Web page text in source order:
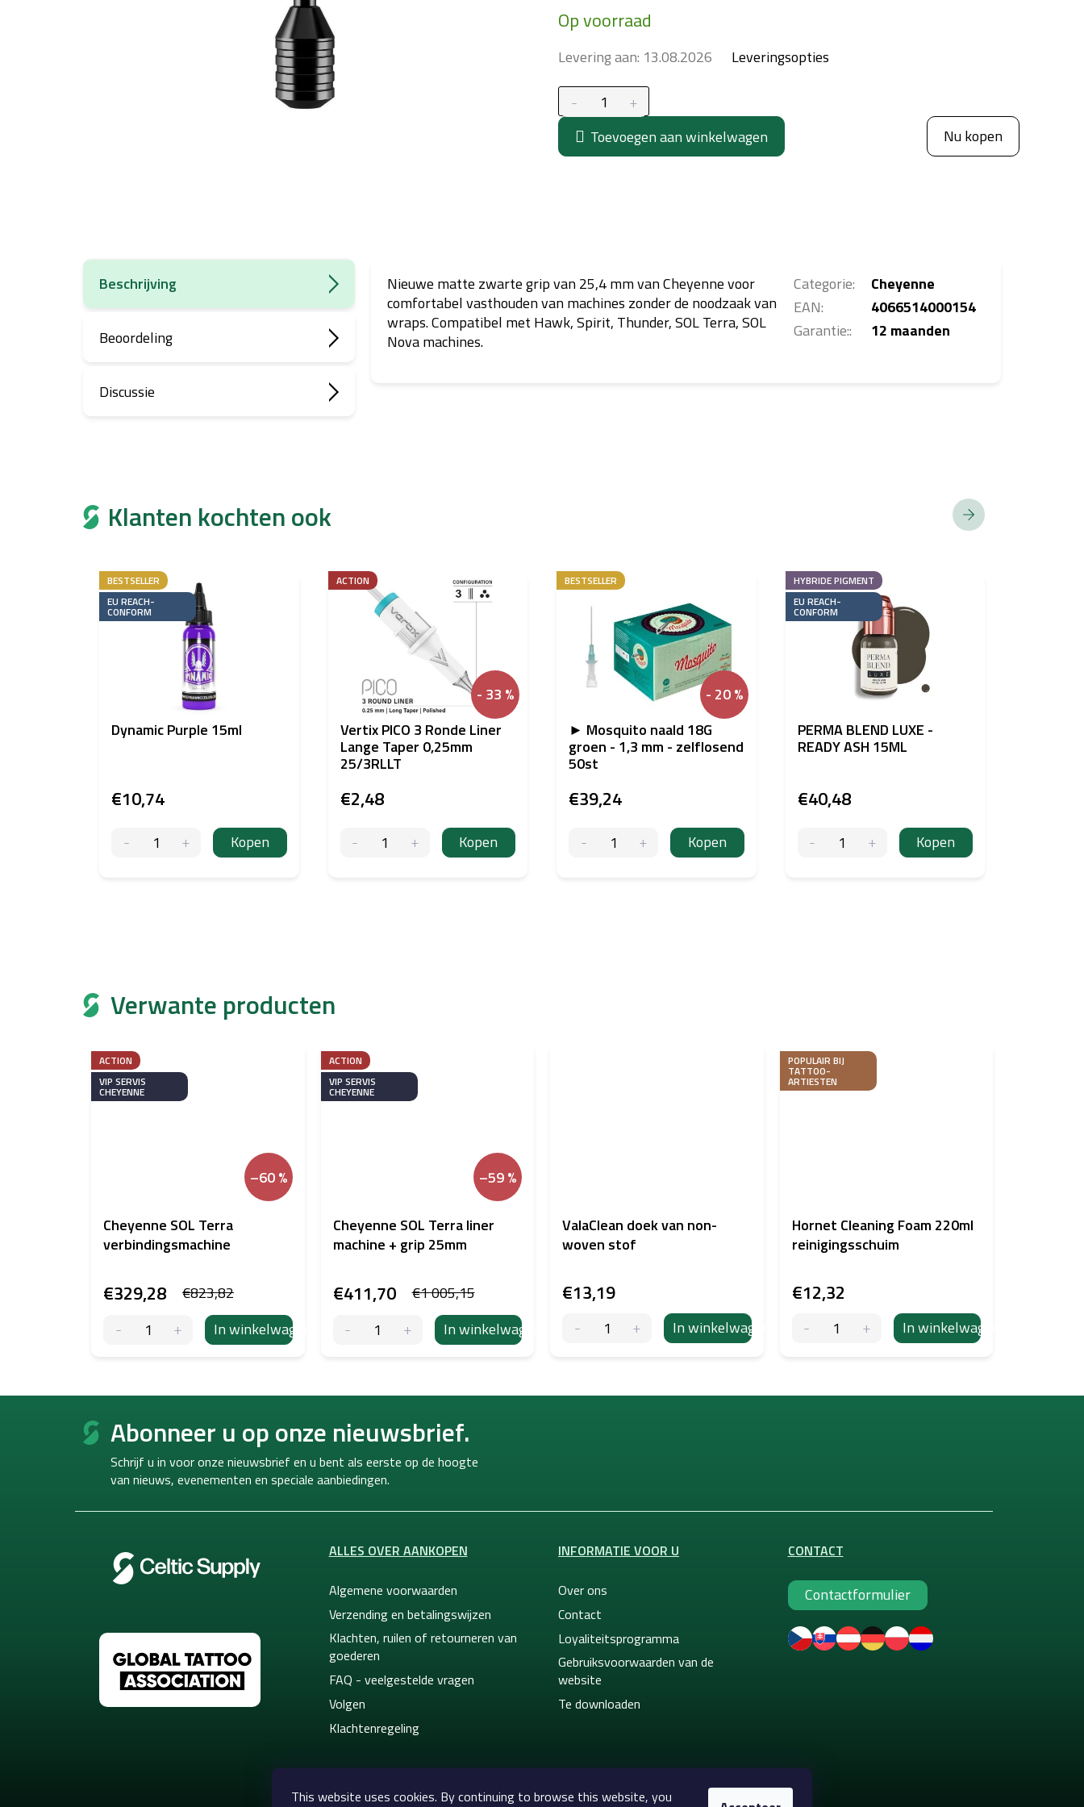
This website uses cookies. By continuing to browse this website, you
prijs:
Op voorraad
Levering aan: 13.08.2026 Leveringsopties
Toevoegen aan winkelwagen Nu kopen
Verwante producten
ACTION
VIP SERVIS
CHEYENNE
–60 %
Cheyenne SOL Terra
verbindingsmachine
€823,82
€329,28
In winkelwagen
ACTION
VIP SERVIS
CHEYENNE
–59 %
Cheyenne SOL Terra liner
machine + grip 25mm
€1 005,15
€411,70
In winkelwagen
ValaClean doek van non-
woven stof
€13,19
In winkelwagen
POPULAIR BIJ
TATTOO-
ARTIESTEN
Hornet Cleaning Foam 220ml
reinigingsschuim
€12,32
In winkelwagen
Beschrijving
Beoordeling
Discussie
Nieuwe matte zwarte grip van 25,4 mm van Cheyenne voor
comfortabel vasthouden van machines zonder de noodzaak van
wraps. Compatibel met Hawk, Spirit, Thunder, SOL Terra, SOL
Nova machines.
Categorie:
Cheyenne
EAN:
4066514000154
Garantie:: 12 maanden
Klanten kochten ook
BESTSELLER
EU REACH-
CONFORM
Dynamic Purple 15ml
€10,74
Kopen
- 33 %
ACTION
Vertix PICO 3 Ronde Liner
Lange Taper 0,25mm
25/3RLLT
€2,48
Kopen
- 20 %
BESTSELLER
► Mosquito naald 18G
groen - 1,3 mm - zelflosend
50st
€39,24
Kopen
HYBRIDE PIGMENT
EU REACH-
CONFORM
PERMA BLEND LUXE -
READY ASH 15ML
€40,48
Kopen
F
Abonneer u op onze nieuwsbrief.
Schrijf u in voor onze nieuwsbrief en u bent als eerste op de hoogte
van nieuws, evenementen en speciale aanbiedingen.
ALLES OVER AANKOPEN
Algemene voorwaarden
Verzending en betalingswijzen
Klachten, ruilen of retourneren van
goederen
FAQ - veelgestelde vragen
Volgen
Klachtenregeling
INFORMATIE VOOR U
Over ons
Contact
Loyaliteitsprogramma
Gebruiksvoorwaarden van de
website
Te downloaden
CONTACT
Contactformulier